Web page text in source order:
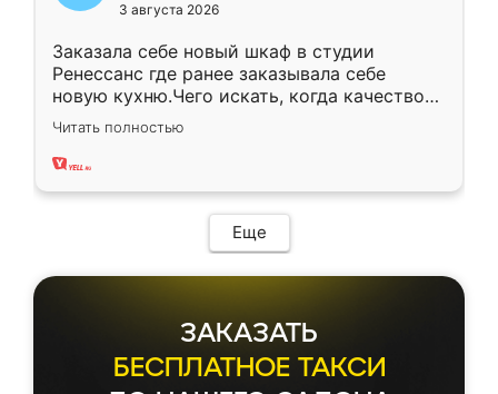
3 августа 2026
Заказала себе новый шкаф в студии
Ренессанс где ранее заказывала себе
новую кухню.Чего искать, когда качеством
вполне довольна. Служит кухня уже почти
два года, нареканий нет.
Читать полностью
Еще
ЗАКАЗАТЬ
БЕСПЛАТНОЕ ТАКСИ